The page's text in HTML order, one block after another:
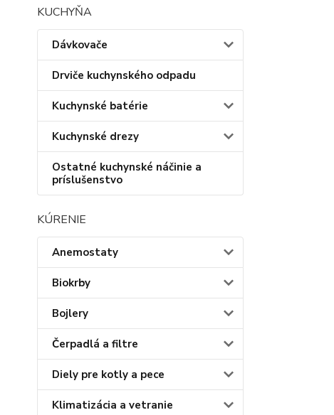
KUCHYŇA
Dávkovače
Drviče kuchynského odpadu
Kuchynské batérie
Kuchynské drezy
Ostatné kuchynské náčinie a
príslušenstvo
KÚRENIE
Anemostaty
Biokrby
Bojlery
Čerpadlá a filtre
Diely pre kotly a pece
Klimatizácia a vetranie